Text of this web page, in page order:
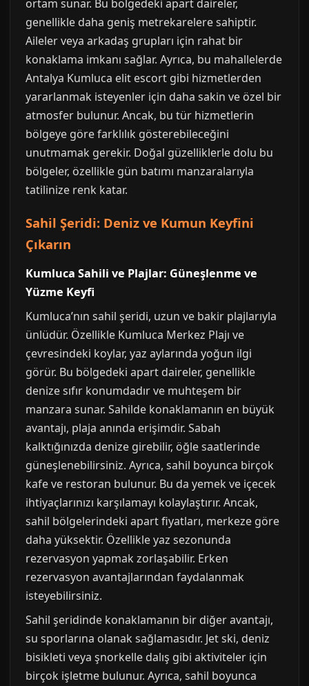
ortam sunar. Bu bölgedeki apart daireler,
genellikle daha geniş metrekarelere sahiptir.
Aileler veya arkadaş grupları için rahat bir
konaklama imkanı sağlar. Ayrıca, bu mahallelerde
Antalya Kumluca elit escort gibi hizmetlerden
yararlanmak isteyenler için daha sakin ve özel bir
atmosfer bulunur. Ancak, bu tür hizmetlerin
bölgeye göre farklılık gösterebileceğini
unutmamak gerekir. Doğal güzelliklerle dolu bu
bölgeler, özellikle gün batımı manzaralarıyla
tatilinize renk katar.
Sahil Şeridi: Deniz ve Kumun Keyfini
Çıkarın
Kumluca Sahili ve Plajlar: Güneşlenme ve
Yüzme Keyfi
Kumluca’nın sahil şeridi, uzun ve bakir plajlarıyla
ünlüdür. Özellikle Kumluca Merkez Plajı ve
çevresindeki koylar, yaz aylarında yoğun ilgi
görür. Bu bölgedeki apart daireler, genellikle
denize sıfır konumdadır ve muhteşem bir
manzara sunar. Sahilde konaklamanın en büyük
avantajı, plaja anında erişimdir. Sabah
kalktığınızda denize girebilir, öğle saatlerinde
güneşlenebilirsiniz. Ayrıca, sahil boyunca birçok
kafe ve restoran bulunur. Bu da yemek ve içecek
ihtiyaçlarınızı karşılamayı kolaylaştırır. Ancak,
sahil bölgelerindeki apart fiyatları, merkeze göre
daha yüksektir. Özellikle yaz sezonunda
rezervasyon yapmak zorlaşabilir. Erken
rezervasyon avantajlarından faydalanmak
isteyebilirsiniz.
Sahil şeridinde konaklamanın bir diğer avantajı,
su sporlarına olanak sağlamasıdır. Jet ski, deniz
bisikleti veya şnorkelle dalış gibi aktiviteler için
birçok işletme bulunur. Ayrıca, sahil boyunca